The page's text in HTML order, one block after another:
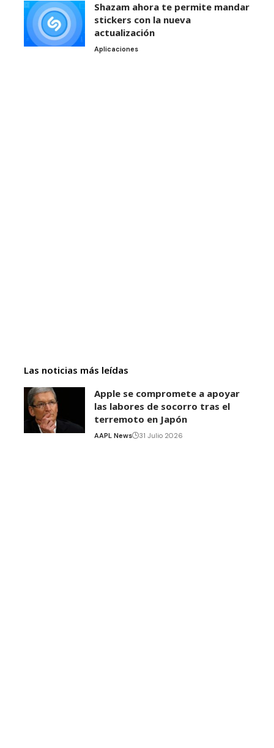
Shazam ahora te permite mandar
stickers con la nueva
actualización
Aplicaciones
Las noticias más leídas
Apple se compromete a apoyar
las labores de socorro tras el
terremoto en Japón
AAPL News 31 Julio 2026